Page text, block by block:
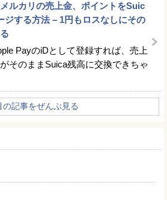
メルカリの売上金、ポイントをSuic
ジする方法 – 1円もロスなしにその
PayのiDとして登録すれば、売上
そのままSuica残高に交換できちゃ
の記事をぜんぶ見る